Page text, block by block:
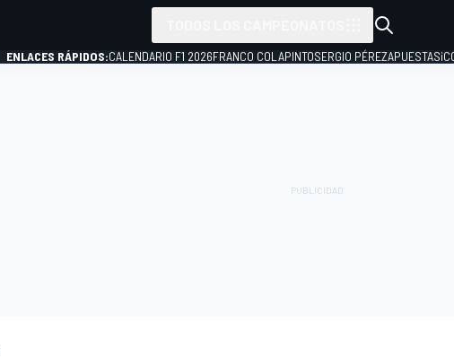
ENLACES RÁPIDOS:CALENDARIO F1 2026FRANCO COLAPINTOSERGIO PÉREZAPUESTAS